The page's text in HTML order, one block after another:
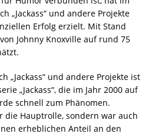
„Jackass“ und andere Projekte
Erfolg erzielt. Mit Stand
Johnny Knoxville auf rund 75
„Jackass“ und andere Projekte ist
„Jackass“, die im Jahr 2000 auf
schnell zum Phänomen.
die Hauptrolle, sondern war auch
erheblichen Anteil an den